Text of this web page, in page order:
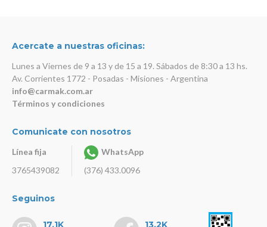
Acercate a nuestras oficinas:
Lunes a Viernes de 9 a 13 y de 15 a 19. Sábados de 8:30 a 13 hs.
Av. Corrientes 1772 - Posadas - Misiones - Argentina
info@carmak.com.ar
Términos y condiciones
Comunicate con nosotros
Línea fija
3765439082
WhatsApp
(376) 433.0096
Seguinos
17.1K 13.2K